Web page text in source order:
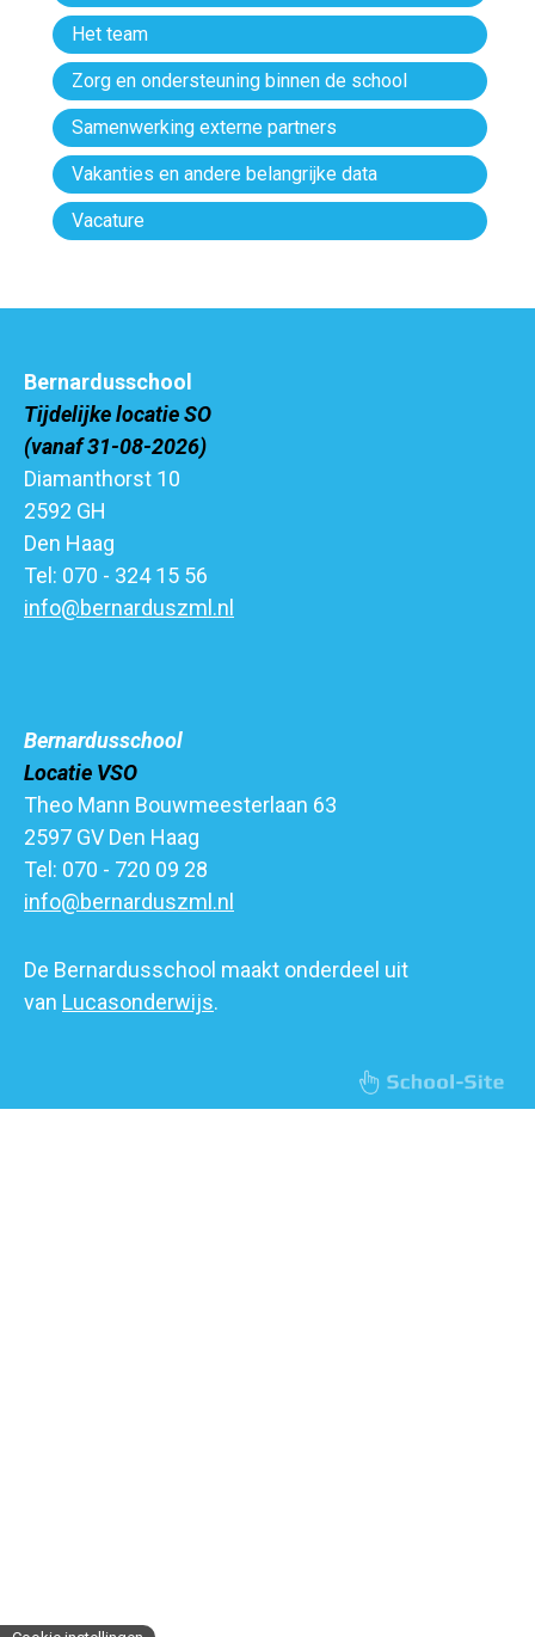
Het team
Zorg en ondersteuning binnen de school
Samenwerking externe partners
Vakanties en andere belangrijke data
Vacature
Bernardusschool
Tijdelijke locatie SO
(vanaf 31-08-2026)
Diamanthorst 10
2592 GH
Den Haag
Tel: 070 - 324 15 56
info@bernarduszml.nl
Bernardusschool
Locatie VSO
Theo Mann Bouwmeesterlaan 63
2597 GV Den Haag
Tel: 070 - 720 09 28
info@bernarduszml.nl
De Bernardusschool maakt onderdeel uit
van Lucasonderwijs.